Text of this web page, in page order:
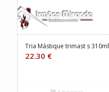
Tria Mástique trimast s 310ml
22.30 €